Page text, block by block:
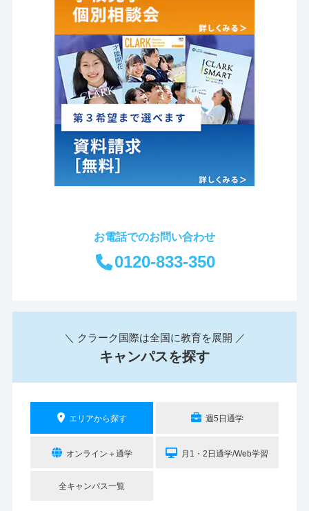
お電話でのお問い合わせ
0120-833-350
＼ クラーク国際は全国に教育を展開 ／
キャンパスを探す
エリアから探す 週5日通学
オンライン＋通学 月1・2日通学/Web学習
全キャンパス一覧